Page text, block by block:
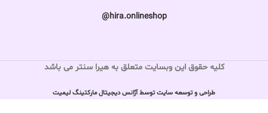
hira.onlineshop@
کلیه حقوق این وبسایت متعلق به هیرا سنتر می باشد
طراحی و توسعه سایت توسط آژانس دیجیتال مارکتینگ لیمیت